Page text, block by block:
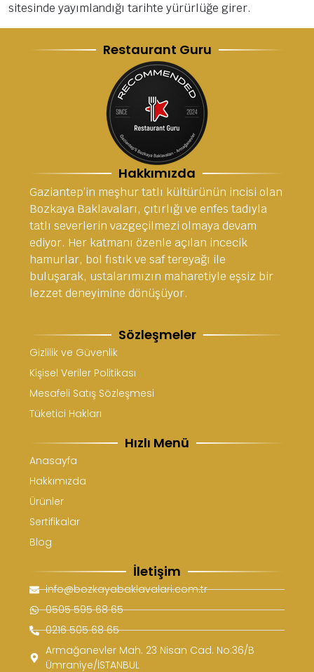
sitesinde yayımlandığı tarihte yürürlüğe girer.
Restaurant Guru
Hakkımızda
Gaziantep’in meşhur tatlı kültürünün incisi olan
Bozkaya Baklavaları, çıtırlığı ve enfes tadıyla
tatlı severlerin vazgeçilmezi olmaya devam
ediyor. Her katmanı özenle açılan incecik
hamurlar, bol fıstık ve saf tereyağı ile
buluşarak, ustalarımızın maharetiyle eşsiz bir
lezzet deneyimine dönüşüyor.
Sözleşmeler
Gizlilik ve Güvenlik
Kişisel Veriler Politikası
Mesafeli Satış Sözleşmesi
Tüketici Hakları
Hızlı Menü
Anasayfa
Hakkımızda
Ürünler
Sertifikalar
Blog
İletişim
info@bozkayabaklavalari.com.tr
0505 595 68 65
0216 505 68 65
Armağanevler Mah. 23 Nisan Cad. No:36/B
Ümraniye/İSTANBUL